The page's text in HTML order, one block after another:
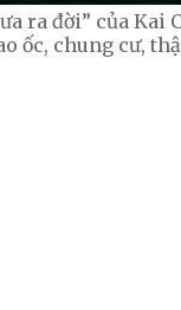
ra đời” của
ốc, chung cư,